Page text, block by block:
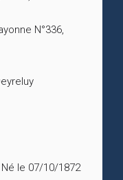
N°336,
le 07/10/1872